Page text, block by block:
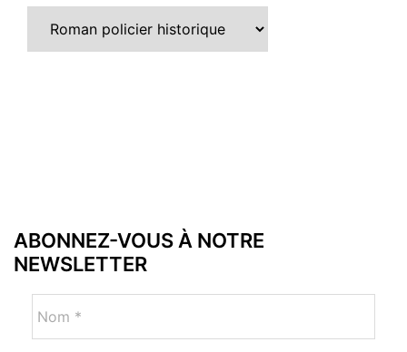
ABONNEZ-VOUS À NOTRE
NEWSLETTER